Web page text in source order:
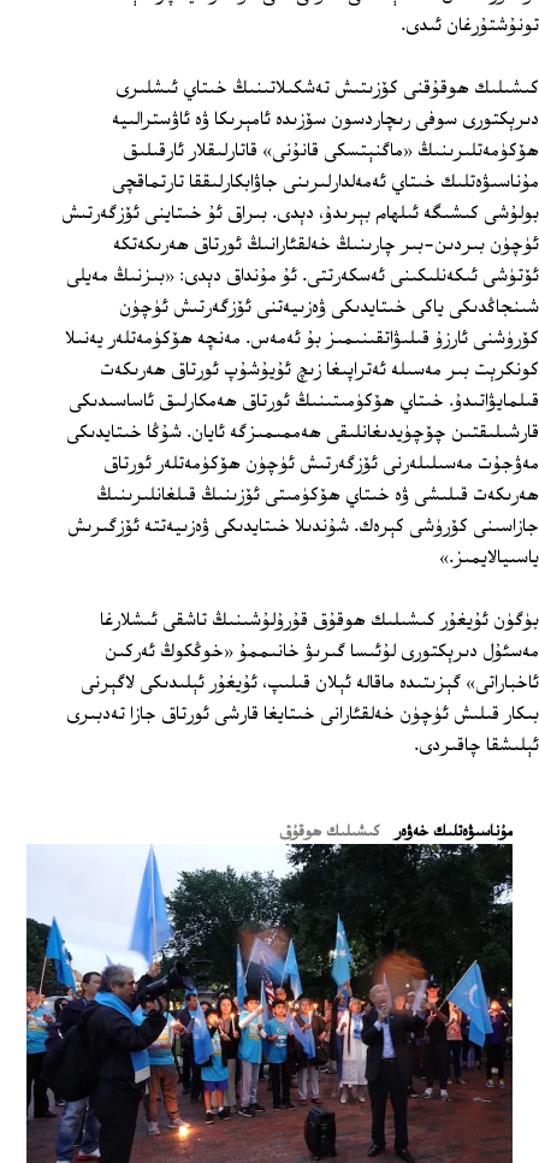
تونۇشتۇرغان ئىدى.
كىشىلىك ھوقۇقنى كۆزىتىش تەشكىلاتىنىڭ خىتاي ئىشلىرى
دىرېكتورى سوفى رىچاردسون سۆزىدە ئامېرىكا ۋە ئاۋسترالىيە
ھۆكۈمەتلىرىنىڭ «ماگنېتسكى قانۇنى» قاتارلىقلار ئارقىلىق
مۇناسىۋەتلىك خىتاي ئەمەلدارلىرىنى جاۋابكارلىققا تارتماقچى
بولۇشى كىشىگە ئىلھام بېرىدۇ، دېدى. بىراق ئۇ خىتاينى ئۆزگەرتىش
ئۈچۈن بىردىن-بىر چارىنىڭ خەلقئارانىڭ ئورتاق ھەرىكەتكە
ئۆتۈشى ئىكەنلىكىنى ئەسكەرتتى. ئۇ مۇنداق دېدى: «بىزنىڭ مەيلى
شىنجاڭدىكى ياكى خىتايدىكى ۋەزىيەتنى ئۆزگەرتىش ئۈچۈن
كۆرۈشنى ئارزۇ قىلىۋاتقىنىمىز بۇ ئەمەس. مەنچە ھۆكۈمەتلەر يەنىلا
كونكرېت بىر مەسىلە ئەتراپىغا زىچ ئۇيۇشۇپ ئورتاق ھەرىكەت
قىلمايۋاتىدۇ. خىتاي ھۆكۈمىتىنىڭ ئورتاق ھەمكارلىق ئاساسىدىكى
قارشىلىقتىن چۆچۈيدىغانلىقى ھەممىمىزگە ئايان. شۇڭا خىتايدىكى
مەۋجۇت مەسىلىلەرنى ئۆزگەرتىش ئۈچۈن ھۆكۈمەتلەر ئورتاق
ھەرىكەت قىلىشى ۋە خىتاي ھۆكۈمىتى ئۆزىنىڭ قىلغانلىرىنىڭ
جازاسىنى كۆرۈشى كېرەك. شۇندىلا خىتايدىكى ۋەزىيەتتە ئۆزگىرىش
ياسىيالايمىز.»
بۈگۈن ئۇيغۇر كىشىلىك ھوقۇق قۇرۇلۇشىنىڭ تاشقى ئىشلارغا
مەسئۇل دىرېكتورى لۇئىسا گىرىۋ خانىممۇ «خوڭكوڭ ئەركىن
ئاخباراتى» گېزىتىدە ماقالە ئېلان قىلىپ، ئۇيغۇر ئېلىدىكى لاگېرنى
بىكار قىلىش ئۈچۈن خەلقئارانى خىتايغا قارشى ئورتاق جازا تەدبىرى
ئېلىشقا چاقىردى.
ﻣﯘﻧﺎﺳﯩﯟﻩﺗﻠﯩﻚ ﺧﻪﯞﻩﺭ كىشىلىك ھوقۇق